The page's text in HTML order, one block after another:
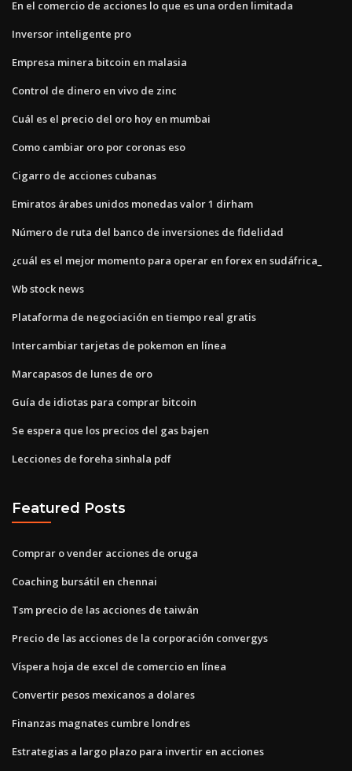
En el comercio de acciones lo que es una orden limitada
Inversor inteligente pro
Empresa minera bitcoin en malasia
Control de dinero en vivo de zinc
Cuál es el precio del oro hoy en mumbai
Como cambiar oro por coronas eso
Cigarro de acciones cubanas
Emiratos árabes unidos monedas valor 1 dirham
Número de ruta del banco de inversiones de fidelidad
¿cuál es el mejor momento para operar en forex en sudáfrica_
Wb stock news
Plataforma de negociación en tiempo real gratis
Intercambiar tarjetas de pokemon en línea
Marcapasos de lunes de oro
Guía de idiotas para comprar bitcoin
Se espera que los precios del gas bajen
Lecciones de foreha sinhala pdf
Featured Posts
Comprar o vender acciones de oruga
Coaching bursátil en chennai
Tsm precio de las acciones de taiwán
Precio de las acciones de la corporación convergys
Víspera hoja de excel de comercio en línea
Convertir pesos mexicanos a dolares
Finanzas magnates cumbre londres
Estrategias a largo plazo para invertir en acciones